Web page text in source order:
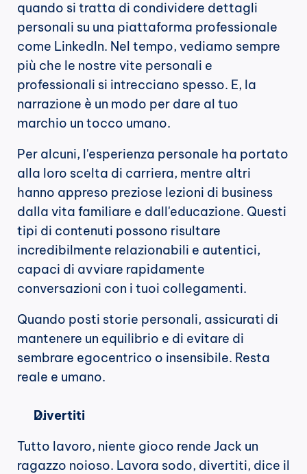
quando si tratta di condividere dettagli
personali su una piattaforma professionale
come LinkedIn. Nel tempo, vediamo sempre
più che le nostre vite personali e
professionali si intrecciano spesso. E, la
narrazione è un modo per dare al tuo
marchio un tocco umano.
Per alcuni, l'esperienza personale ha portato
alla loro scelta di carriera, mentre altri
hanno appreso preziose lezioni di business
dalla vita familiare e dall'educazione. Questi
tipi di contenuti possono risultare
incredibilmente relazionabili e autentici,
capaci di avviare rapidamente
conversazioni con i tuoi collegamenti.
Quando posti storie personali, assicurati di
mantenere un equilibrio e di evitare di
sembrare egocentrico o insensibile. Resta
reale e umano.
Divertiti
Tutto lavoro, niente gioco rende Jack un
ragazzo noioso. Lavora sodo, divertiti, dice il